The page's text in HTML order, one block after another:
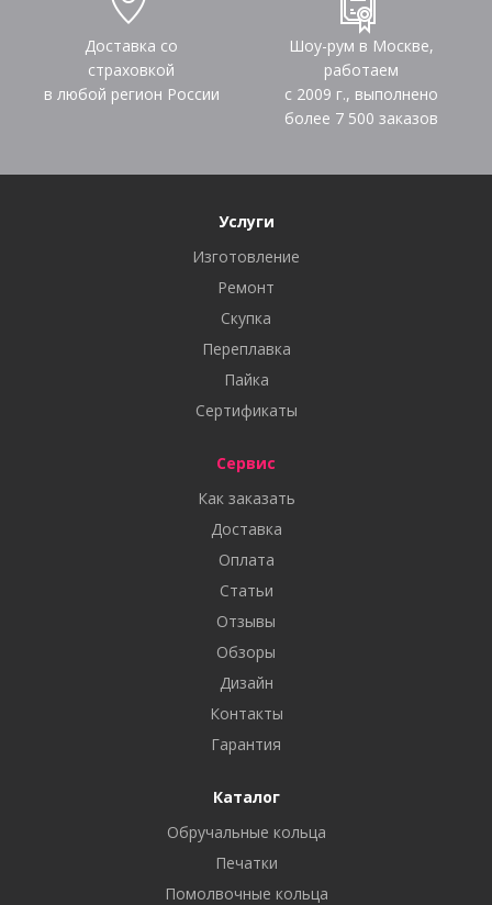
Доставка со
страховкой
в любой регион России
Шоу-рум в Москве,
работаем
с 2009 г., выполнено
более 7 500 заказов
Услуги
Изготовление
Ремонт
Скупка
Переплавка
Пайка
Сертификаты
Сервис
Как заказать
Доставка
Оплата
Статьи
Отзывы
Обзоры
Дизайн
Контакты
Гарантия
Каталог
Обручальные кольца
Печатки
Помолвочные кольца